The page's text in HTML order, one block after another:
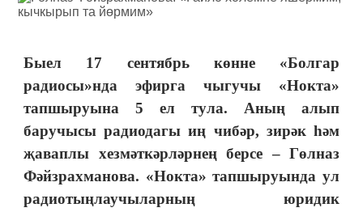
Быел 17 сентябрь көнне «Болгар
радиосы»нда эфирга чыгучы «Нокта»
тапшыруына 5 ел тула. Аның алып
баручысы радиодагы иң чибәр, зирәк һәм
җаваплы хезмәткәрләрнең берсе – Гөлназ
Фәйзрахманова. «Нокта» тапшыруында ул
радиотыңлаучыларның юридик